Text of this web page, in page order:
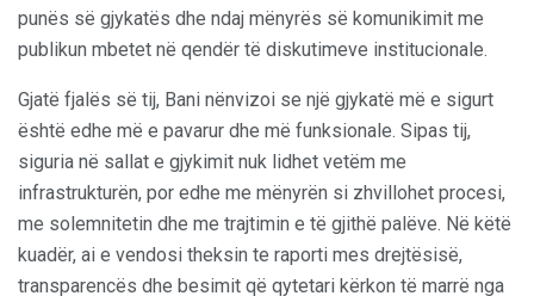
punës së gjykatës dhe ndaj mënyrës së komunikimit me
publikun mbetet në qendër të diskutimeve institucionale.
Gjatë fjalës së tij, Bani nënvizoi se një gjykatë më e sigurt
është edhe më e pavarur dhe më funksionale. Sipas tij,
siguria në sallat e gjykimit nuk lidhet vetëm me
infrastrukturën, por edhe me mënyrën si zhvillohet procesi,
me solemnitetin dhe me trajtimin e të gjithë palëve. Në këtë
kuadër, ai e vendosi theksin te raporti mes drejtësisë,
transparencës dhe besimit që qytetari kërkon të marrë nga